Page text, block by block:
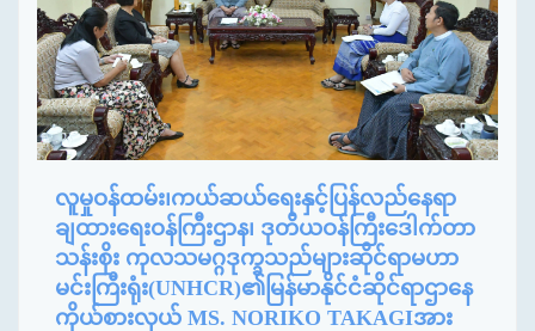
လူမှုဝန်ထမ်း၊ကယ်ဆယ်ရေးနှင့်ပြန်လည်နေရာ
ချထားရေးဝန်ကြီးဌာန၊ ဒုတိယဝန်ကြီးဒေါက်တာ
သန်းစိုး ကုလသမဂ္ဂဒုက္ခသည်များဆိုင်ရာမဟာ
မင်းကြီးရုံး(UNHCR)၏မြန်မာနိုင်ငံဆိုင်ရာဌာနေ
ကိုယ်စားလှယ် MS. NORIKO TAKAGIအား